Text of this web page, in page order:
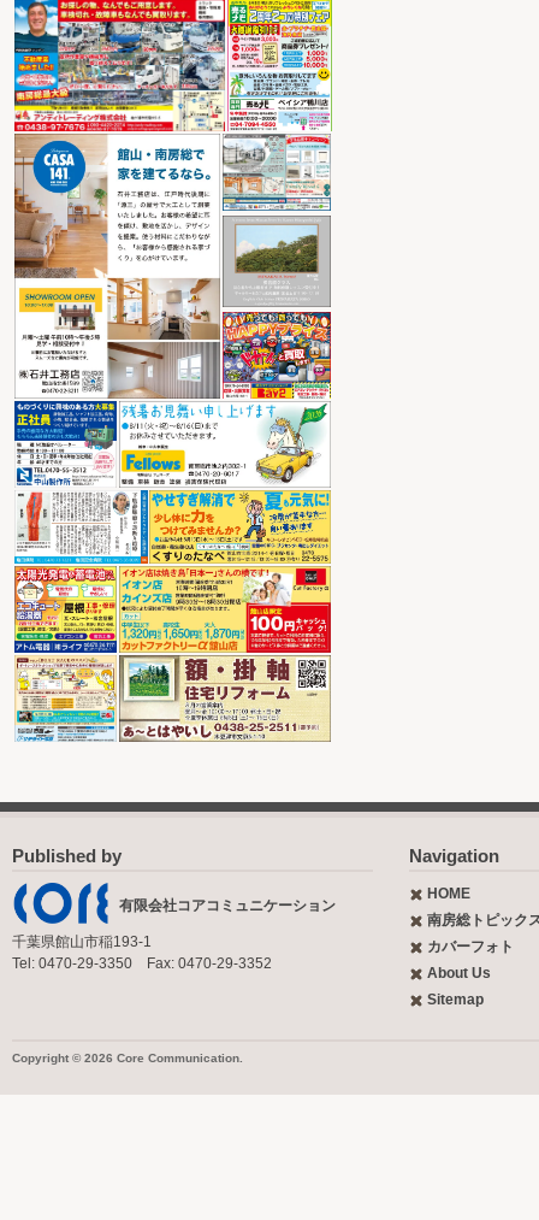
Published by
有限会社コアコミュニケーション
千葉県館山市稲193-1
Tel: 0470-29-3350 Fax: 0470-29-3352
Navigation
HOME
南房総トピック
カバーフォト
About Us
Sitemap
Copyright © 2026 Core Communication.